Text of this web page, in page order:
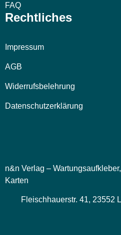
FAQ
Rechtliches
Impressum
AGB
Widerrufsbelehrung
Datenschutzerklärung
n&n Verlag –
Karten
Fleischhauerstr. 41, 23552